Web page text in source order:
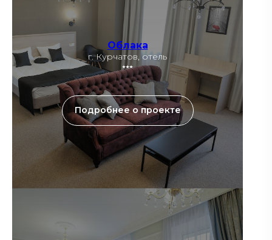
Облака
г. Курчатов, отель
⭑⭑⭑
Подробнее о проекте